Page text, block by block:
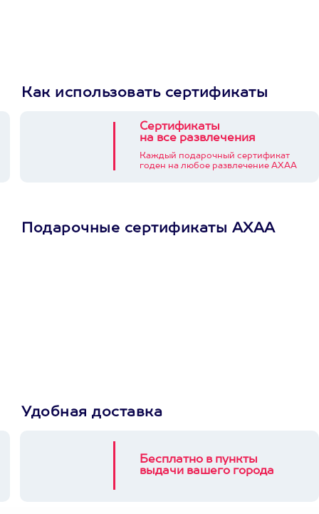
Как использовать сертификаты
Сертификаты
на все развлечения
Каждый подарочный сертификат
годен на любое развлечение АХАА
Подарочные сертификаты АХАА
Удобная доставка
Бесплатно в пункты
выдачи вашего города